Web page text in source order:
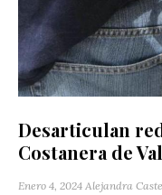
Desarticulan
Costanera de
Enero 4, 2024 Alejandra